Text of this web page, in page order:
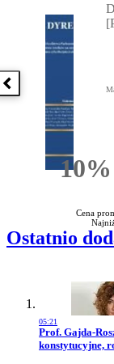
Poprzednia książka
10%
Cena
Ostatnio
05:21
Przejdź do
Prof. Gajda-
konstytucyjne,